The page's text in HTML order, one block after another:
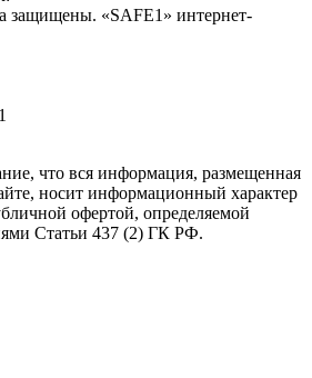
защищены. «SAFE1» интернет-
что вся информация, размещенная
носит информационный характер
офертой, определяемой
Статьи 437 (2) ГК РФ.